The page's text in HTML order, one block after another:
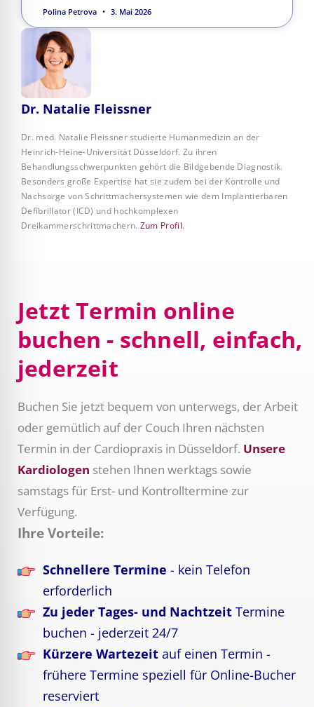
Dr. Natalie Fleissner
Dr. med. Natalie Fleissner studierte Humanmedizin an der
Heinrich-Heine-Universität Düsseldorf. Zu ihren
Behandlungsschwerpunkten gehört die Bildgebende Diagnostik.
Besonders große Expertise hat sie zudem bei der Kontrolle und
Nachsorge von Schrittmachersystemen wie dem Implantierbaren
Defibrillator (ICD) und hochkomplexen
Dreikammerschrittmachern. Zum Profil.
Polina Petrova 3. Mai 2026
Jetzt Termin online
buchen - schnell, einfach,
jederzeit
Buchen Sie jetzt bequem von unterwegs, der Arbeit
oder gemütlich auf der Couch Ihren nächsten
Termin in der Cardiopraxis in Düsseldorf. Unsere
Kardiologen stehen Ihnen werktags sowie
samstags für Erst- und Kontrolltermine zur
Verfügung.
Ihre Vorteile:
Schnellere Termine- kein Telefon
erforderlich
Zu jeder Tages- und Nachtzeit Termine
buchen - jederzeit 24/7
Kürzere Wartezeit auf einen Termin -
frühere Termine speziell für Online-Bucher
reserviert